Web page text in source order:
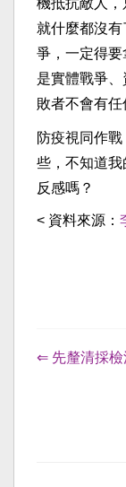
機抵抗敵人
就什麼都沒
爭，一定得
是實體戰爭
敗者不會有任
防疫視同作
些，不知道
反感嗎？
< 資料來源：
⇐ 先釐清採檢